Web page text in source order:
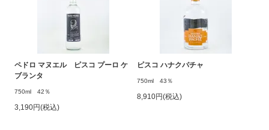
ペドロ マヌエル ピスコ プーロ ケ
ブランタ
750ml 42％
3,190円(税込)
ピスコ ハナクパチャ
750ml 43％
8,910円(税込)